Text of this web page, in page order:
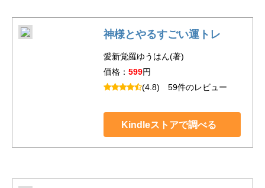
神様とやるすごい運トレ
愛新覚羅ゆうはん(著)
価格： 599円
(4.8) 59件のレビュー
Kindleストアで調べる